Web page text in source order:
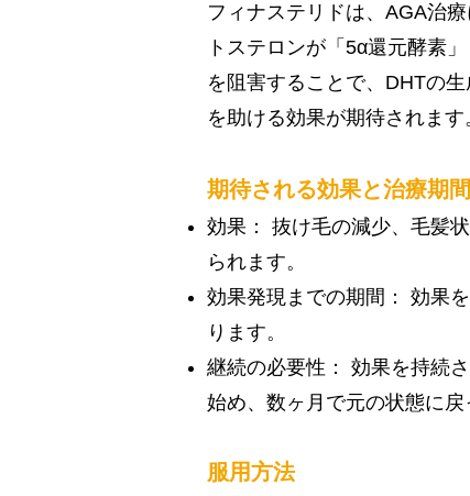
フィナステリドは、AGA治
トステロンが「5α還元酵素
を阻害することで、DHTの
を助ける効果が期待されます
期待される効果と治療期間
効果： 抜け毛の減少、毛髪
られます。
効果発現までの期間： 効果
ります。
継続の必要性： 効果を持続
始め、数ヶ月で元の状態に戻
服用方法